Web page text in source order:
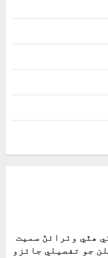
ھٿي وٺرائڻ سميت
جو تفصيلي جائزو